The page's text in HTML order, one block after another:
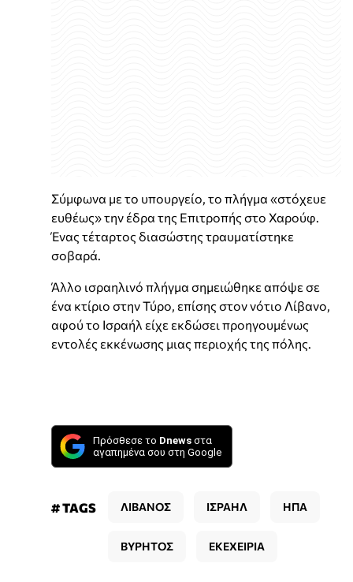
Σύμφωνα με το υπουργείο, το πλήγμα «στόχευε
ευθέως» την έδρα της Επιτροπής στο Χαρούφ.
Ένας τέταρτος διασώστης τραυματίστηκε
σοβαρά.
Άλλο ισραηλινό πλήγμα σημειώθηκε απόψε σε
ένα κτίριο στην Τύρο, επίσης στον νότιο Λίβανο,
αφού το Ισραήλ είχε εκδώσει προηγουμένως
εντολές εκκένωσης μιας περιοχής της πόλης.
Πρόσθεσε το Dnews στα
αγαπημένα σου στη Google
# TAGS ΛΙΒΑΝΟΣ ΙΣΡΑΗΛ ΗΠΑ
ΒΥΡΗΤΟΣ ΕΚΕΧΕΙΡΙΑ